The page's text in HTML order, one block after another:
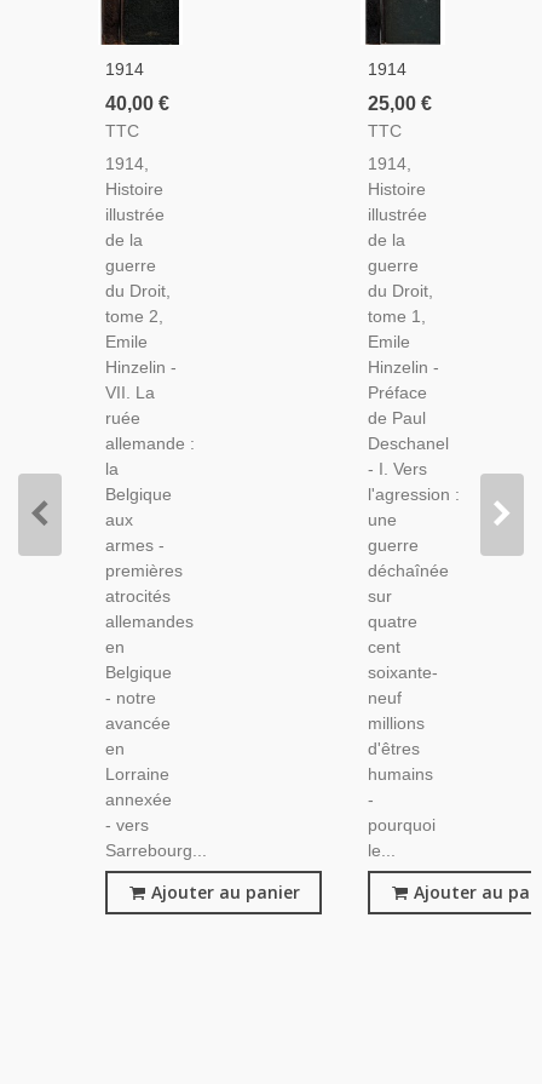
1914
Histoire
Illustrée
Guerre
Du Droit
T2,
Emile
Hinzelin,
1916 -
Guerre
1914-
1918,
Bataille
De La
Marne,
Guerre
Mondiale
40,00 €
TTC
1914,
Histoire
illustrée
de la
guerre
du Droit,
tome 2,
Emile
Hinzelin -
VII. La
ruée
allemande :
la
Belgique
aux
armes -
premières
atrocités
allemandes
en
Belgique
- notre
avancée
en
Lorraine
annexée
- vers
Sarrebourg...
Ajouter au panier
1914
Histoire
Illustrée
Guerre
Du Droit
T1,
Emile
Hinzelin,
1916 -
Guerre
1914-
1918,
Relations
Internationales
XXe
25,00 €
TTC
1914,
Histoire
illustrée
de la
guerre
du Droit,
tome 1,
Emile
Hinzelin -
Préface
de Paul
Deschanel
- I. Vers
l'agression :
une
guerre
déchaînée
sur
quatre
cent
soixante-
neuf
millions
d'êtres
humains
-
pourquoi
le...
Ajouter au